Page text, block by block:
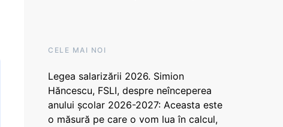
CELE MAI NOI
Legea salarizării 2026. Simion
Hăncescu, FSLI, despre neînceperea
anului școlar 2026-2027: Aceasta este
o măsură pe care o vom lua în calcul,